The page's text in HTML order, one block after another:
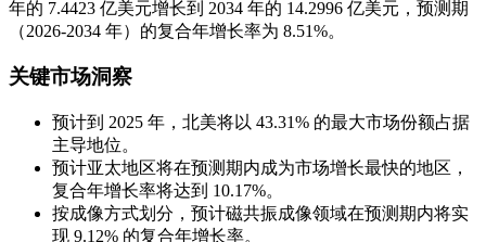
年的 7.4423 亿美元增长到 2034 年的 14.2996 亿美元，预测期
（2026-2034 年）的复合年增长率为 8.51%。
关键市场洞察
预计到 2025 年，北美将以 43.31% 的最大市场份额占据
主导地位。
预计亚太地区将在预测期内成为市场增长最快的地区，
复合年增长率将达到 10.17%。
按成像方式划分，预计磁共振成像领域在预测期内将实
现 9.12% 的复合年增长率。